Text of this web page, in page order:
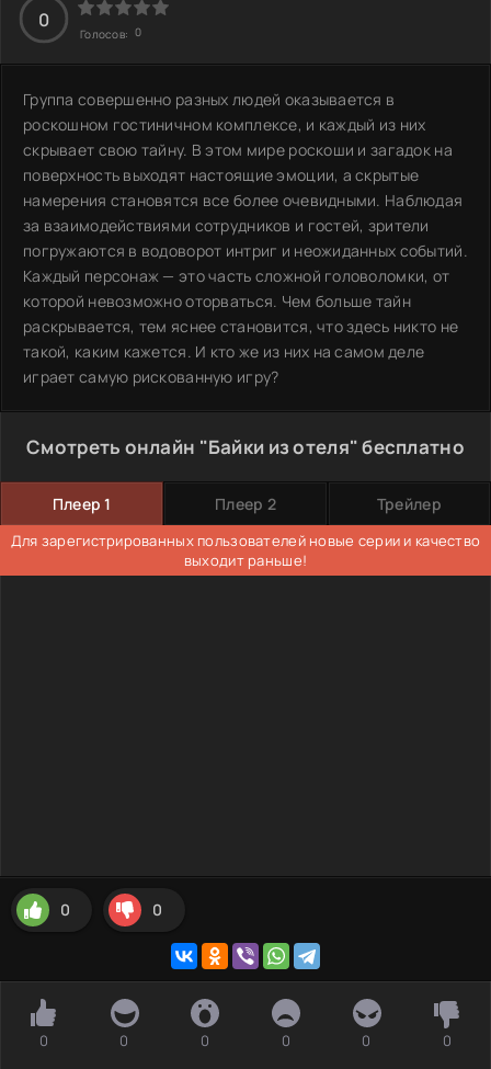
0
Голосов: 0
Группа совершенно разных людей оказывается в
роскошном гостиничном комплексе, и каждый из них
скрывает свою тайну. В этом мире роскоши и загадок на
поверхность выходят настоящие эмоции, а скрытые
намерения становятся все более очевидными. Наблюдая
за взаимодействиями сотрудников и гостей, зрители
погружаются в водоворот интриг и неожиданных событий.
Каждый персонаж — это часть сложной головоломки, от
которой невозможно оторваться. Чем больше тайн
раскрывается, тем яснее становится, что здесь никто не
такой, каким кажется. И кто же из них на самом деле
играет самую рискованную игру?
Смотреть онлайн "Байки из отеля" бесплатно
Плеер 1 Плеер 2 Трейлер
Для зарегистрированных пользователей новые серии и качество
выходит раньше!
0 0
0 0 0 0 0 0